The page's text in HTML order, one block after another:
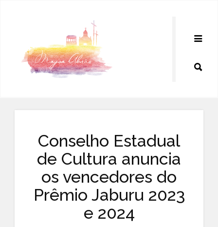
Conselho Estadual
de Cultura anuncia
os vencedores do
Prêmio Jaburu 2023
e 2024